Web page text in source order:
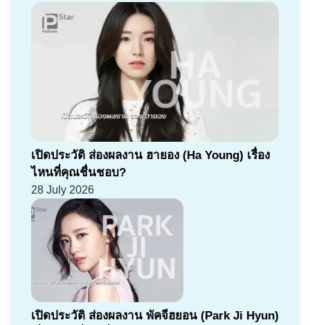
เปิดประวัติ ส่องผลงาน ฮายอง (Ha Young) เรื่อง
ไหนที่คุณชื่นชอบ?
28 July 2026
เปิดประวัติ ส่องผลงาน พัคจีฮยอน (Park Ji Hyun)